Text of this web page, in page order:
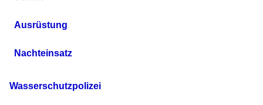
Ausrüstung
Nachteinsatz
Wasserschutzpolizei